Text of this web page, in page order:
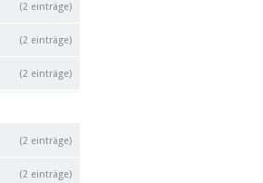
(2 einträge)
(2 einträge)
(2 einträge)
(2 einträge)
(2 einträge)